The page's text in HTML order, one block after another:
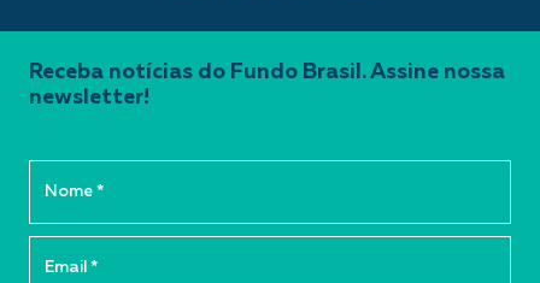
Receba notícias do Fundo Brasil. Assine nossa
newsletter!